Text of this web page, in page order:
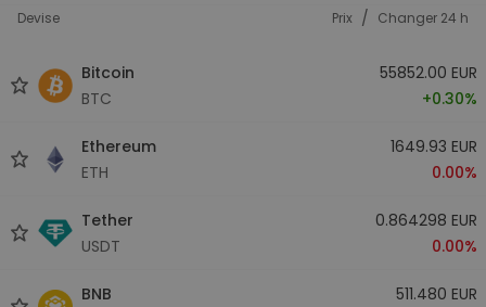
Devise Prix / Changer 24 h
Bitcoin
BTC
55852.00 EUR
+0.30%
Ethereum
ETH
1649.93 EUR
0.00%
Tether
USDT
0.864298 EUR
0.00%
BNB
511.480 EUR